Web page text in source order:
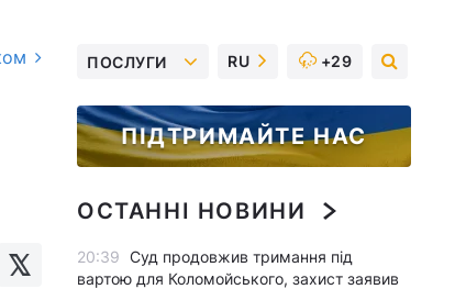
ПОСЛУГИ RU +29
ПІДТРИМАЙТЕ НАС
ОСТАННІ НОВИНИ
20:39 Суд продовжив тримання під
вартою для Коломойського, захист заявив